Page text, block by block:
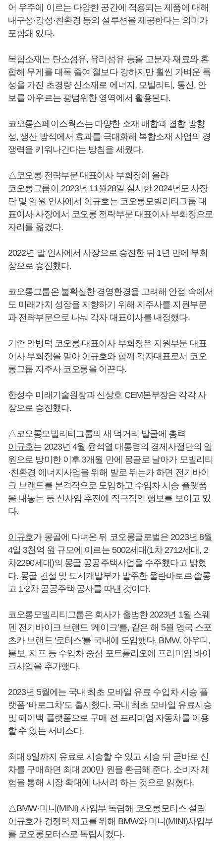
어 우주에 이르는 다양한 공간에 적용되는 제품에 대해
내구성·강성·친환경 등의 설루션을 제공한다는 의미가
포함돼 있다.
복합소재는 탄소섬유, 유리섬유 등을 고분자 재료와 혼
합해 무게를 대폭 줄여 철보다 강하지만 훨씬 가벼운 특
성을 가진 초경량 신소재로 에너지, 모빌리티, 통신, 안
보를 아우르는 광범위한 영역에서 활용된다.
코오롱스페이스웍스는 다양한 소재 배합과 결합 방향
성, 생산 방식에서 효과를 극대화해 복합소재 사업의 경
쟁력을 키워나간다는 방침을 세웠다.
△코오롱 전략부문 대표이사 부회장에 올라
코오롱그룹이 2023년 11월28일 실시한 2024년도 사장
단 및 임원 인사에서 이규호는 코오롱모빌리티그룹 대
표이사 사장에서 코오롱 전략부문 대표이사 부회장으로
자리를 옮겼다.
2022년 말 인사에서 사장으로 승진한 뒤 1년 만에 부회
장으로 승진했다.
코오롱그룹은 불확실한 경영환경을 고려해 안정 속에서
도 미래가치 성장을 지향하기 위해 지주사를 지원부문
과 전략부문으로 나눠 각자 대표이사를 내정했다.
기존 안병덕 코오롱 대표이사 부회장은 지원부문 대표
이사 부회장을 맡아 이규호와 함께 각자대표로서 코오
롱그룹 지주사 코오롱을 이끈다.
한성수 미래기술원장과 신상호 CEM본부장은 각각 사
장으로 승진했다.
△코오롱모빌리티그룹의 새 먹거리 발굴에 총력
이규호는 2023년 4월 윤석열 대통령의 경제사절단의 일
원으로 방미한 이후 3개월 만에 몽골로 날아가 모빌리티
·친환경 에너지사업을 위해 발로 뛰는가 하면 전기바이
크 브랜드를 본격적으로 도입하고 수입차 시승 플랫폼
을 내놓는 등 신사업 추진에 적극적인 행보를 보이고 있
다.
이규호가 몽골에 다녀온 뒤 코오롱글로벌은 2023년 8월
4일 3천억 원 규모에 이르는 5002세대(1차 2712세대, 2
차2290세대)의 몽골 공공주택사업을 수주했다고 밝혔
다. 몽골 건설 및 도시개발부가 발주한 울란바토르 솔롱
고 1·2차 공공주택 공사를 따낸 것이다.
코오롱모빌리티그룹은 회사가 출범한 2023년 1월 스웨
덴 전기바이크 브랜드 ‘케이크’를, 같은 해 5월 영국 스포
츠카 브랜드 ‘로터스’를 국내에 도입했다. BMW, 아우디,
볼보, 지프 등 수입차 중심 포트폴리오에 프리미엄 바이
크사업을 추가했다.
2023년 5월에는 국내 최초 모바일 유료 수입차 시승 플
랫폼 ‘바로그차’도 출시했다. 국내 최초 모바일 유료시승
및 페이백 플랫폼으로 구매 전 프리미엄 자동차를 이용
할 수 있는 서비스다.
최대 5일까지 유료로 시승할 수 있고 시승 뒤 곧바로 신
차를 구매하면 최대 200만 원을 환급해 준다. 소비자 체
험을 통해 시장 확대에 나서려 하는 것으로 읽혔다.
△BMW·미니(MINI) 사업부 독립해 코오롱모터스 설립
이규호가 경쟁력 제고를 위해 BMW와 미니(MINI)사업부
를 코오롱모터스로 독립시켰다.